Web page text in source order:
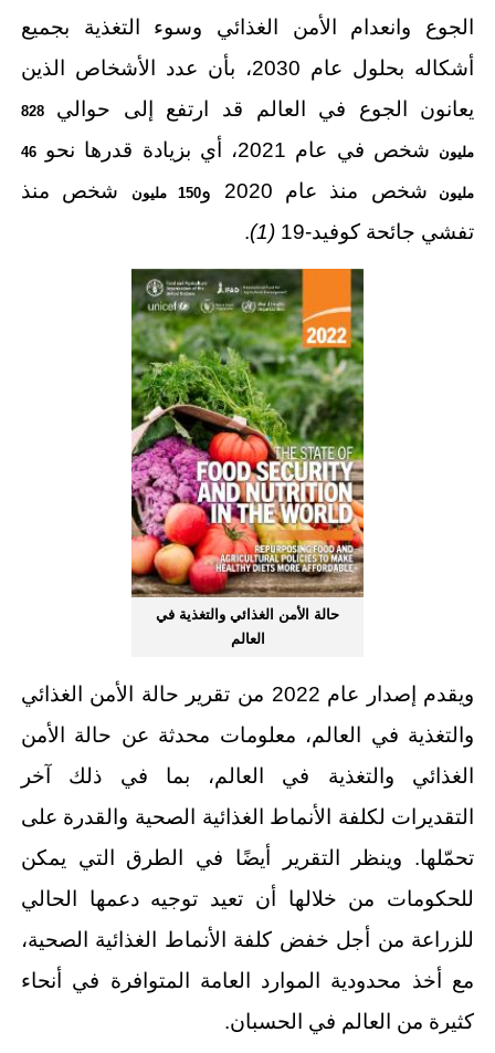
الجوع وانعدام الأمن الغذائي وسوء التغذية بجميع
أشكاله بحلول عام 2030، بأن عدد الأشخاص الذين
يعانون الجوع في العالم قد ارتفع إلى حوالي828
مليون شخص في عام 2021، أي بزيادة قدرها نحو 46
مليون شخص منذ عام 2020 و 150 مليون
شخص منذ
تفشي جائحة كوفيد-19
(1)
.
حالة الأمن الغذائي والتغذية في
العالم
ويقدم إصدار عام 2022 من تقرير حالة الأمن الغذائي
والتغذية في العالم، معلومات محدثة عن حالة الأمن
الغذائي والتغذية في العالم، بما في ذلك آخر
التقديرات لكلفة الأنماط الغذائية الصحية والقدرة على
تحمّلها. وينظر التقرير أيضًا في الطرق التي يمكن
للحكومات من خلالها أن تعيد توجيه دعمها الحالي
للزراعة من أجل خفض كلفة الأنماط الغذائية الصحية،
مع أخذ محدودية الموارد العامة المتوافرة في أنحاء
كثيرة من العالم في الحسبان.